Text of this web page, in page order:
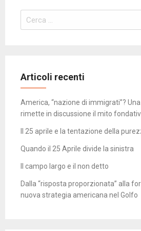
Ricerca
per:
Articoli recenti
America, “nazione di immigrati”?
rimette in discussione il mito
Il 25 aprile e la tentazione della
Quando il 25 Aprile divide la sinistra
Il campo largo e il non detto
Dalla “risposta proporzionata” alla
nuova strategia americana nel Golfo